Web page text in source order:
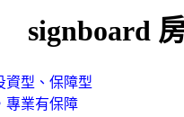
signboard
資型、保障型
專業有保障